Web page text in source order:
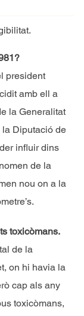
president
amb ell a
la Generalitat
Diputació de
influir dins
de la
nou on a la
toxicòmans.
de la
on hi havia la
cap als any
toxicòmans,